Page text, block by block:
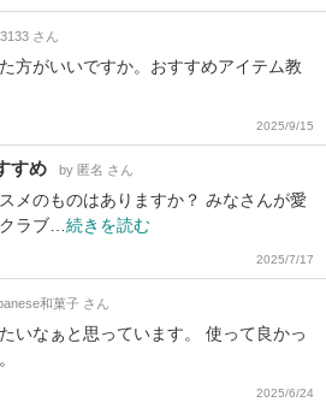
さん
方がいいですか。おすすめアイテム教
2025/9/15
すめ by 匿名 さん
メのものはありますか？ みなさんが愛
ラブ… 続きを読む
2025/7/17
和菓子 さん
いなぁと思っています。 使って良かっ
2025/6/24